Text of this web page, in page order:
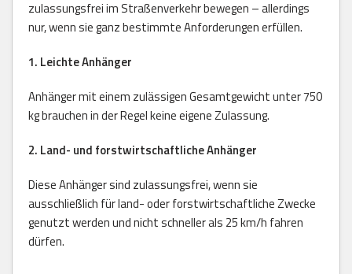
zulassungsfrei im Straßenverkehr bewegen – allerdings
nur, wenn sie ganz bestimmte Anforderungen erfüllen.
1. Leichte Anhänger
Anhänger mit einem zulässigen Gesamtgewicht unter 750
kg brauchen in der Regel keine eigene Zulassung.
2. Land- und forstwirtschaftliche Anhänger
Diese Anhänger sind zulassungsfrei, wenn sie
ausschließlich für land- oder forstwirtschaftliche Zwecke
genutzt werden und nicht schneller als 25 km/h fahren
dürfen.